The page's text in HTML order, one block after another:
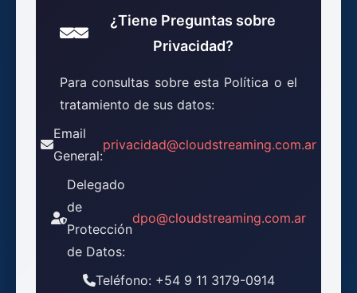
¿Tiene Preguntas sobre
Privacidad?
Para consultas sobre esta Política o el
tratamiento de sus datos:
Email
General:
privacidad@cloudstreaming.com.ar
Delegado
de
Protección
de Datos:
dpo@cloudstreaming.com.ar
Teléfono: +54 9 11 3179-0914